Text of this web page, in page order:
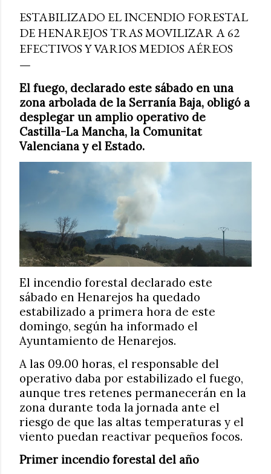
ESTABILIZADO EL INCENDIO FORESTAL
DE HENAREJOS TRAS MOVILIZAR A 62
EFECTIVOS Y VARIOS MEDIOS AÉREOS
El fuego, declarado este sábado en una
zona arbolada de la Serranía Baja, obligó a
desplegar un amplio operativo de
Castilla-La Mancha, la Comunitat
Valenciana y el Estado.
El incendio forestal declarado este
sábado en Henarejos ha quedado
estabilizado a primera hora de este
domingo, según ha informado el
Ayuntamiento de Henarejos.
A las 09.00 horas, el responsable del
operativo daba por estabilizado el fuego,
aunque tres retenes permanecerán en la
zona durante toda la jornada ante el
riesgo de que las altas temperaturas y el
viento puedan reactivar pequeños focos.
Primer incendio forestal del año